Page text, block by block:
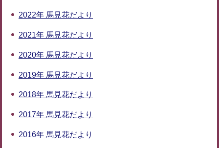
2022年 馬見花だより
2021年 馬見花だより
2020年 馬見花だより
2019年 馬見花だより
2018年 馬見花だより
2017年 馬見花だより
2016年 馬見花だより